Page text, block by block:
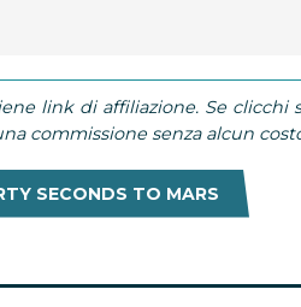
link di affiliazione. Se
commissione senza alcun
SECONDS TO MARS